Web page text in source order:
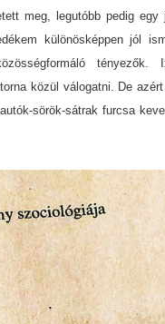
meg, legutóbb pedig
különösképpen jól
tényezők.
közül válogatni. De
sörök-sátrak furcsa